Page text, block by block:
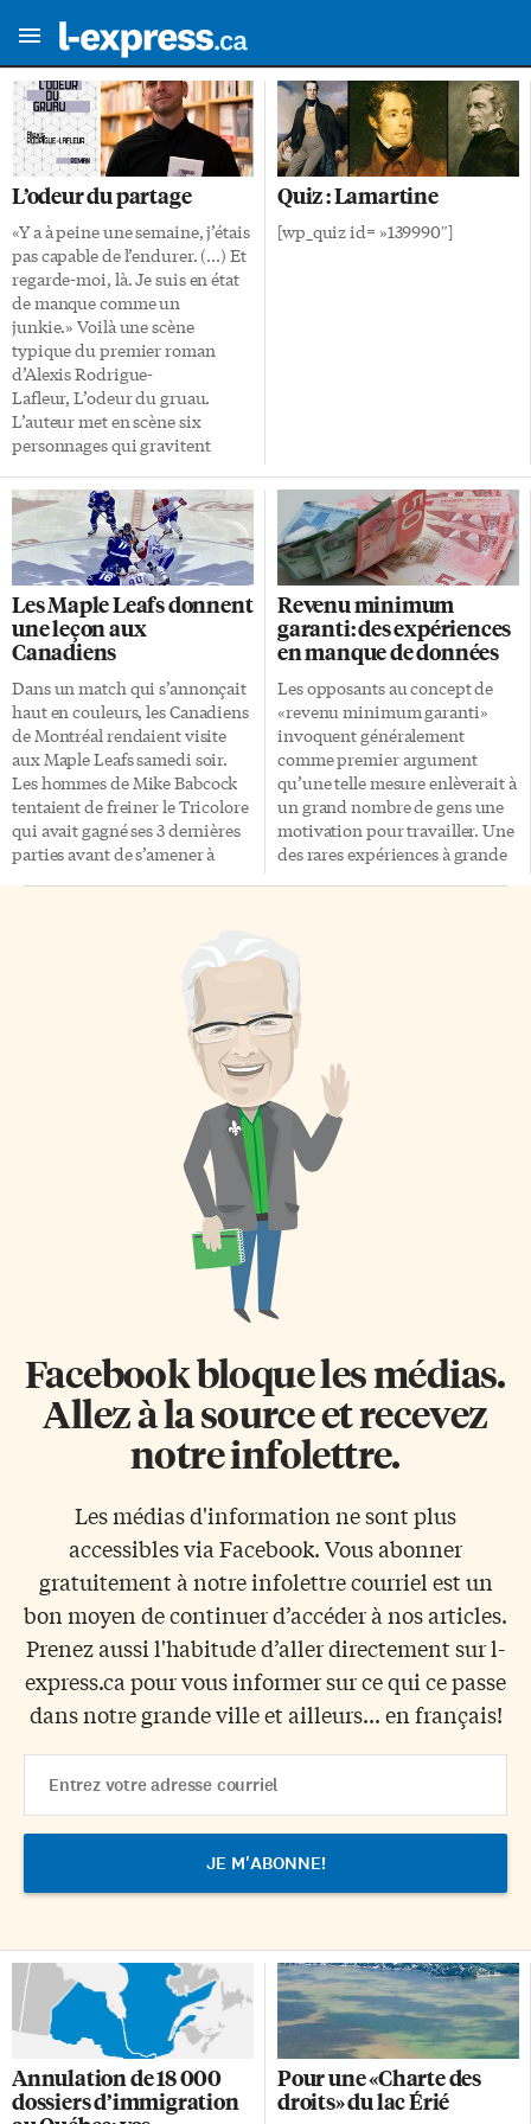
L’odeur du partage
«Y a à peine une semaine, j’étais
pas capable de l’endurer. (…) Et
regarde-moi, là. Je suis en état
de manque comme un
junkie.» Voilà une scène
typique du premier roman
d’Alexis Rodrigue-
Lafleur, L’odeur du gruau.
L’auteur met en scène six
personnages qui gravitent
Montréal. La ville n’est jamais
mentionnée dans le récit, mais
comme il est question de la
Place des Festivals, on peut
déduire qu’il s’agit de la
métropole québécoise.
Créativité et imagination On
suit les amis de 2009 à 2029, pas
nécessairement de façon
chronologique. Alexis
Rodrigue-Lafleur écrit
qu’«Étouffer la spontanéité
étouffe tout le reste. Ça tue la
créativité, […]
Quiz : Lamartine
[wp_quiz id= »139990″]
Les Maple Leafs donnent
une leçon aux
Canadiens
Dans un match qui s’annonçait
haut en couleurs, les Canadiens
de Montréal rendaient visite
aux Maple Leafs samedi soir.
Les hommes de Mike Babcock
tentaient de freiner le Tricolore
qui avait gagné ses 3 dernières
parties avant de s’amener à
Canadiens était présent sur la
d’échauffement mais pour une
raison inexpliquée, il a été rayé
quelques minutes avant le
début du match. Montréal
compte Les visiteurs ont été les
premiers à ouvrir la marque
Revenu minimum
garanti: des expériences
en manque de données
Les opposants au concept de
«revenu minimum garanti»
invoquent généralement
comme premier argument
qu’une telle mesure enlèverait à
un grand nombre de gens une
motivation pour travailler. Une
des rares expériences à grande
Revenu minimum garanti de
840 $ par mois Pendant deux
ans, le gouvernement
finlandais a versé à 2 000
personnes sans emploi, âgées
de 25 à 58 ans, un revenu
mensuel de 560 euros
(840 dollars CA), sans
conditions. Autrement dit, la
personne n’avait pas
l’obligation, comme c’est
généralement le […]
Facebook bloque les médias.
Allez à la source et recevez
notre infolettre.
Les médias d'information ne sont plus
accessibles via Facebook. Vous abonner
gratuitement à notre infolettre courriel est un
bon moyen de continuer d’accéder à nos articles.
Prenez aussi l'habitude d’aller directement sur l-
express.ca pour vous informer sur ce qui ce passe
dans notre grande ville et ailleurs... en français!
Address
Annulation de 18 000
dossiers d’immigration
Pour une «Charte des
droits» du lac Érié